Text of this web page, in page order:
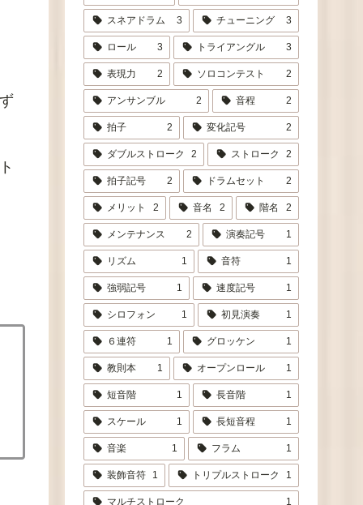
スネアドラム 3 チューニング 3
ロール 3 トライアングル 3
表現力 2 ソロコンテスト 2
アンサンブル 2 音程 2
拍子 2 変化記号 2
ダブルストローク 2 ストローク 2
拍子記号 2 ドラムセット 2
メリット 2 音名 2 階名 2
メンテナンス 2 演奏記号 1
リズム 1 音符 1
強弱記号 1 速度記号 1
シロフォン 1 初見演奏 1
６連符 1 グロッケン 1
教則本 1 オープンロール 1
短音階 1 長音階 1
スケール 1 長短音程 1
音楽 1 フラム 1
装飾音符 1 トリプルストローク 1
マルチストローク 1